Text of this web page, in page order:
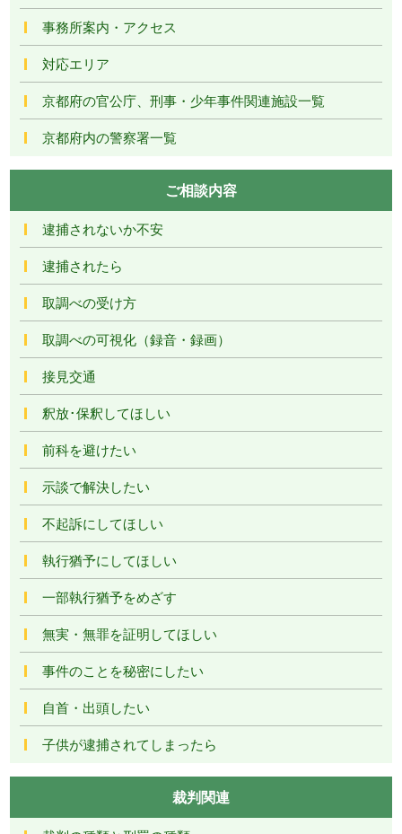
事務所案内・アクセス
対応エリア
京都府の官公庁、刑事・少年事件関連施設一覧
京都府内の警察署一覧
ご相談内容
逮捕されないか不安
逮捕されたら
取調べの受け方
取調べの可視化（録音・録画）
接見交通
釈放･保釈してほしい
前科を避けたい
示談で解決したい
不起訴にしてほしい
執行猶予にしてほしい
一部執行猶予をめざす
無実・無罪を証明してほしい
事件のことを秘密にしたい
自首・出頭したい
子供が逮捕されてしまったら
裁判関連